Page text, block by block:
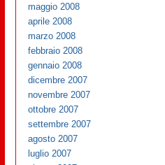
maggio 2008
aprile 2008
marzo 2008
febbraio 2008
gennaio 2008
dicembre 2007
novembre 2007
ottobre 2007
settembre 2007
agosto 2007
luglio 2007